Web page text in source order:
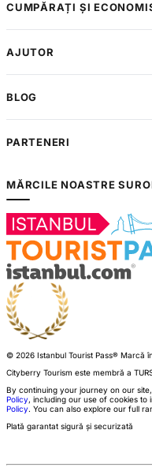
CUMPĂRAȚI ȘI
AJUTOR
BLOG
PARTENERI
MĂRCILE NOASTRE
© 2026 Istanbul Tourist Pass® Marcă
Cityberry Tourism este membră a
By continuing your journey on our
Policy, including our use of cookies
Policy. You can also explore our full
Plată garantat sigură și securizată